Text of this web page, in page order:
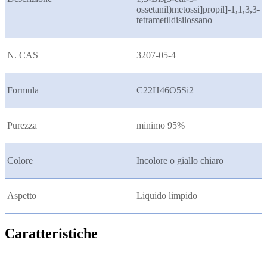
ossetanil)metossi]propil]-1,1,3,3-
tetrametildisilossano
N. CAS 3207-05-4
Formula C22H46O5Si2
Purezza minimo 95%
Colore Incolore o giallo chiaro
Aspetto Liquido limpido
Caratteristiche